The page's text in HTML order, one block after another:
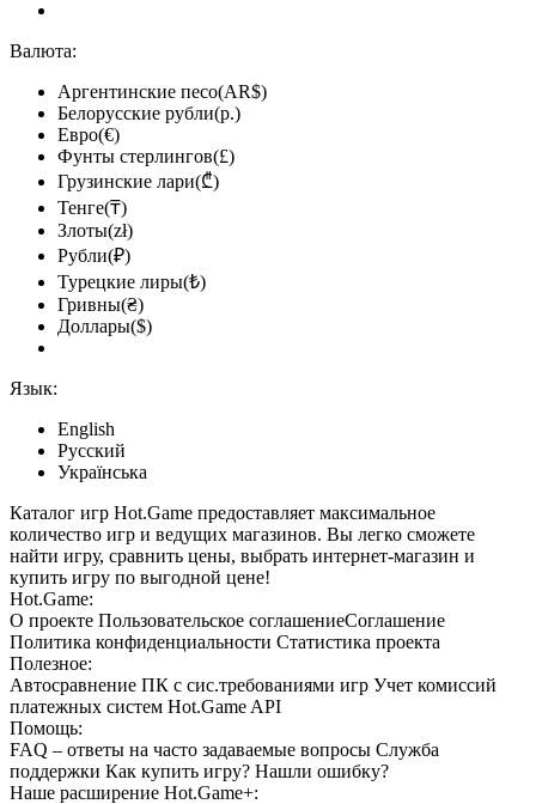
Валюта:
Аргентинские песо(AR$)
Белорусские рубли(р.)
Евро(€)
Фунты стерлингов(£)
Грузинские лари(₾)
Тенге(₸)
Злоты(zł)
Рубли(₽)
Турецкие лиры(₺)
Гривны(₴)
Доллары($)
Язык:
English
Русский
Українська
Каталог игр Hot.Game предоставляет максимальное
количество игр и ведущих магазинов. Вы легко сможете
найти игру, сравнить цены, выбрать интернет-магазин и
купить игру по выгодной цене!
Hot.Game:
О проекте Пользовательское соглашениеСоглашение
Политика конфиденциальности Статистика проекта
Полезное:
Автосравнение ПК с сис.требованиями игр Учет комиссий
платежных систем Hot.Game API
Помощь:
FAQ – ответы на часто задаваемые вопросы Служба
поддержки Как купить игру? Нашли ошибку?
Наше расширение Hot.Game+: